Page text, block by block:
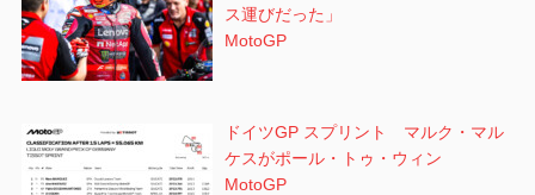
ス運びだった」
MotoGP
ドイツGP スプリント マルク・マル
ケスがポール・トゥ・ウィン
MotoGP